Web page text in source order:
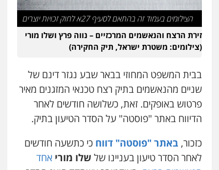
משרד עורכי דין חן ברוך
פלילי דיני תעבורה מעצרים וחקירות
0505078733
עו"ד קארין לגטיוי
פלילי פשיעה חמורה מעצרים וחקירות
0507446995
פלילי אסירים תעבורה מרב"ד
0547556464
הצילומים בעמוד זה בהתאם לסעיף 27א לחוק זכויות יוצרים
זירת הרצח והנאשמים המרכזיים – נווה פרץ ושלו מורי
(צילומים: משטרת ישראל, תיק החקירה)
בבית המשפט המחוזי בבאר שבע נגזר דינם של
שניים מהנאשמים בתיק רצח טכנאי המזגנים מאיר
פרטוש באופקים. זאת, כשלושה חודשים לאחר
הדיווח באתר "פוסטה" על הסדר הטיעון בתיק.
כזכור, באתר "פוסטה" דווח כי כתשעה חודשים
לאחר הסדר טיעון בעניינו של שלו מורי אחד